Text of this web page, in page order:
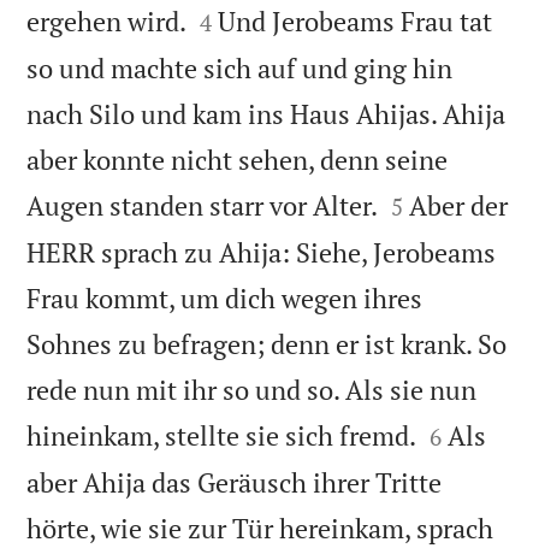
ergehen wird. 

4 Und Jerobeams Frau tat
so und machte sich auf und ging hin
nach Silo und kam ins Haus Ahijas. Ahija
aber konnte nicht sehen, denn seine
Augen standen starr vor Alter. 

5 Aber der
HERR sprach zu Ahija: Siehe, Jerobeams
Frau kommt, um dich wegen ihres
Sohnes zu befragen; denn er ist krank. So
rede nun mit ihr so und so. Als sie nun
hineinkam, stellte sie sich fremd. 

6 Als
aber Ahija das Geräusch ihrer Tritte
hörte, wie sie zur Tür hereinkam, sprach